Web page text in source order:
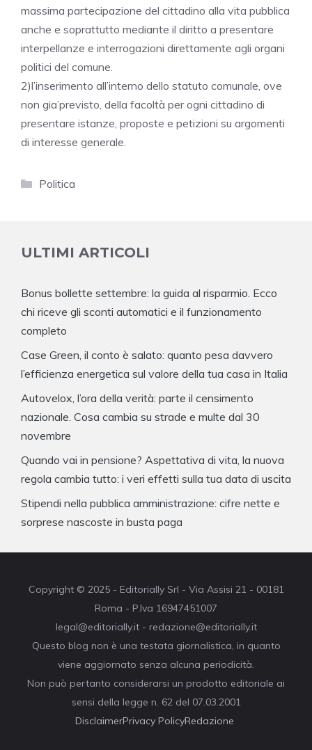
massima partecipazione del cittadino alla vita pubblica
anche e soprattutto mediante il diritto a presentare
interpellanze e interrogazioni direttamente agli organi
politici del comune.
2)l’inserimento all’interno dello statuto comunale, ove
non gia’previsto, della facoltà per ogni cittadino di
presentare istanze, proposte e petizioni su argomenti
di interesse generale.
Categorie
Politica
ULTIMI ARTICOLI
Bonus bollette settembre: la guida al risparmio. Ecco
chi riceve gli sconti automatici e il funzionamento
completo
Case Green, il conto è salato: quanto pesa davvero
l’efficienza energetica sul valore della tua casa in Italia
Autovelox, l’ora della verità: parte il censimento
nazionale. Cosa cambia su strade e multe dal 30
novembre
Quando vai in pensione? Aspettativa di vita, la nuova
regola cambia tutto: i veri effetti sulla tua data di uscita
Stipendi nella pubblica amministrazione: cifre nette e
sorprese nascoste in busta paga
Copyright © 2025 - Editorially Srl - Via Assisi 21 - 00181
Roma - P.Iva 16947451007
legal@editorially.it - redazione@editorially.it
Questo blog non è una testata giornalistica, in quanto
viene aggiornato senza alcuna periodicità.
Non può pertanto considerarsi un prodotto editoriale ai
sensi della legge n. 62 del 07.03.2001
DisclaimerPrivacy PolicyRedazione